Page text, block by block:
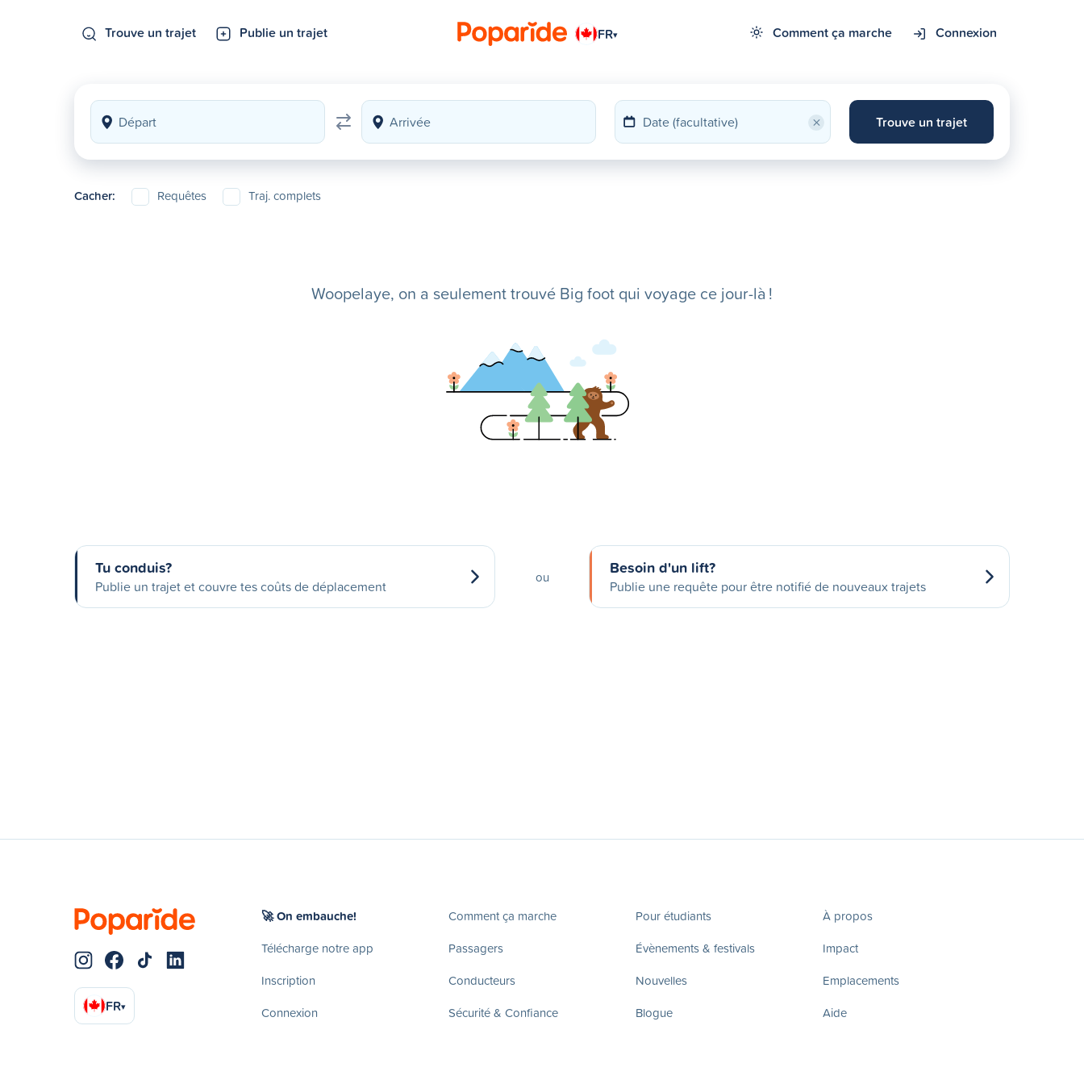
Trouve un trajet Publie un trajet FR▾ Comment ça marche Connexion
× Trouve un trajet
Cacher: Requêtes Traj. complets
Woopelaye, on a seulement trouvé Big foot qui voyage ce jour-là !
Tu conduis?
Publie un trajet et couvre tes coûts de déplacement
ou Besoin d'un lift?
Publie une requête pour être notifié de nouveaux trajets
FR▾
🚀 On embauche!
Télécharge notre app
Inscription
Connexion
Comment ça marche
Passagers
Conducteurs
Sécurité & Confiance
Pour étudiants
Évènements & festivals
Nouvelles
Blogue
À propos
Impact
Emplacements
Aide